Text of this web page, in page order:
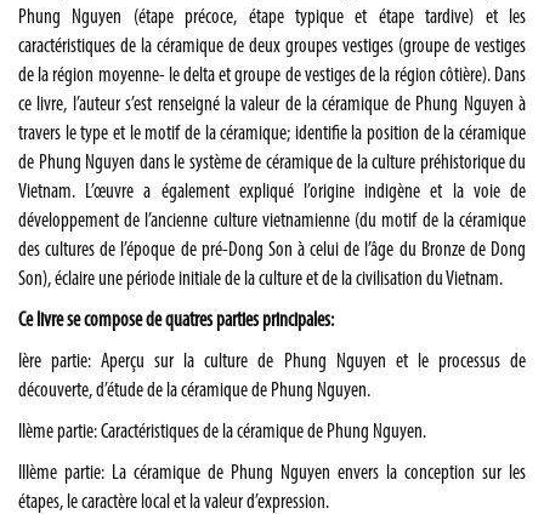
Phung Nguyen (étape précoce, étape typique et étape tardive) et les
caractéristiques de la céramique de deux groupes vestiges (groupe de vestiges
de la région moyenne- le delta et groupe de vestiges de la région côtière). Dans
ce livre, l’auteur s’est renseigné la valeur de la céramique de Phung Nguyen à
travers le type et le motif de la céramique; identifie la position de la céramique
de Phung Nguyen dans le système de céramique de la culture préhistorique du
Vietnam. L’œuvre a également expliqué l’origine indigène et la voie de
développement de l’ancienne culture vietnamienne (du motif de la céramique
des cultures de l’époque de pré-Dong Son à celui de l’âge du Bronze de Dong
Son), éclaire une période initiale de la culture et de la civilisation du Vietnam.
Ce livre se compose de quatres parties principales:
Ière partie: Aperçu sur la culture de Phung Nguyen et le processus de
découverte, d’étude de la céramique de Phung Nguyen.
IIème partie: Caractéristiques de la céramique de Phung Nguyen.
IIIème partie: La céramique de Phung Nguyen envers la conception sur les
étapes, le caractère local et la valeur d’expression.